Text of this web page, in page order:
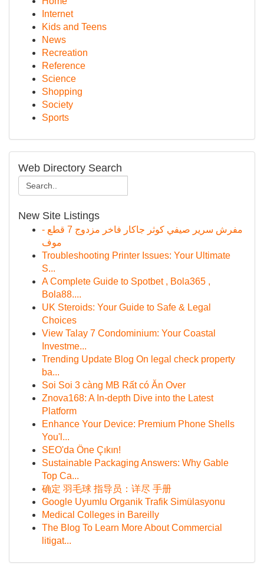
Internet
Kids and Teens
News
Recreation
Reference
Science
Shopping
Society
Sports
Web Directory Search
New Site Listings
مفرش سرير صيفي كوثر جاكار فاخر مزدوج 7 قطع -
موف
Troubleshooting Printer Issues: Your Ultimate
S...
A Complete Guide to Spotbet , Bola365 ,
Bola88....
UK Steroids: Your Guide to Safe & Legal
Choices
View Talay 7 Condominium: Your Coastal
Investme...
Trending Update Blog On legal check property
ba...
Soi Soi 3 càng MB Rất có Ăn Over
Znova168: A In-depth Dive into the Latest
Platform
Enhance Your Device: Premium Phone Shells
You'l...
SEO'da Öne Çıkın!
Sustainable Packaging Answers: Why Gable
Top Ca...
确定 羽毛球 指导员：详尽 手册
Google Uyumlu Organik Trafik Simülasyonu
Medical Colleges in Bareilly
The Blog To Learn More About Commercial
litigat...